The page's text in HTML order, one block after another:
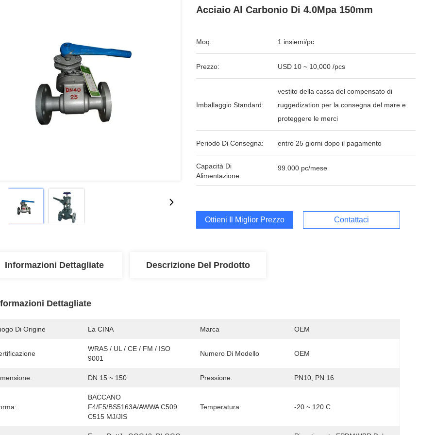
Acciaio Al Carbonio Di 4.0Mpa 150mm
Moq: 1 insiemi/pc
Prezzo: USD 10 ~ 10,000 /pcs
Imballaggio Standard:
vestito della cassa del compensato di
ruggedization per la consegna del mare e
proteggere le merci
Periodo Di Consegna: entro 25 giorni dopo il pagamento
Capacità Di
Alimentazione:
99.000 pc/mese
Ottieni Il Miglior Prezzo Contattaci
Informazioni Dettagliate Descrizione Del Prodotto
Dettagliate
Di Origine La CINA Marca OEM
WRAS / UL / CE / FM / ISO
9001
Numero Di Modello OEM
DN 15 ~ 150 Pressione: PN10, PN 16
BACCANO
F4/F5/BS5163A/AWWA C509
C515 MJ/JIS
Temperatura: -20 ~ 120 C